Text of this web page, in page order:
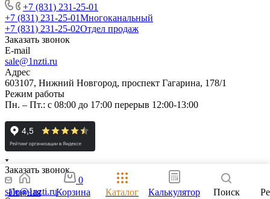
+7 (831) 231-25-01
+7 (831) 231-25-01Многоканальный
+7 (831) 231-25-02Отдел продаж
Заказать звонок
E-mail
sale@1nzti.ru
Адрес
603107, Нижний Новгород, проспект Гагарина, 178/1
Режим работы
Пн. – Пт.: с 08:00 до 17:00 перерыв 12:00-13:00
Заказать звонок
sale@1nzti.ru
Главная
0
Корзина
Каталог Калькулятор Поиск